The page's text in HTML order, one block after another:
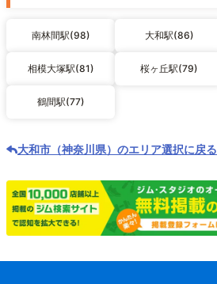
南林間駅(98) 大和駅(86)
相模大塚駅(81) 桜ヶ丘駅(79)
鶴間駅(77)
大和市（神奈川県）のエリア選択に戻る